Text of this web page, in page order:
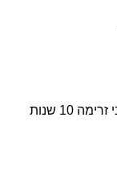
ברז מטבח נשלף " ארמני רוז גולד " 2 מצבי זרימה 10 שנות